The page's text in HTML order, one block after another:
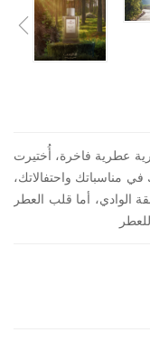
عطرية فاخرة، أُختيرت
مناسباتك واحتفالاتك،
الوادي، أما قلب العطر